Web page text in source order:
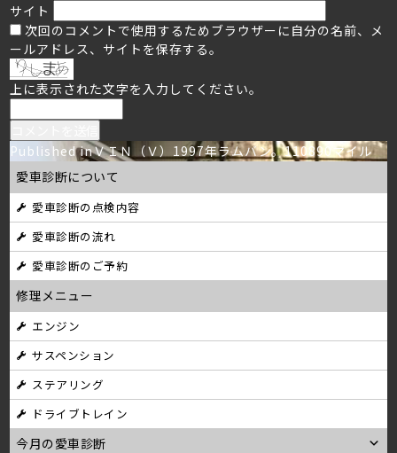
サイト
次回のコメントで使用するためブラウザーに自分の名前、メ
ールアドレス、サイトを保存する。
上に表示された文字を入力してください。
投
稿
ナ
ビ
ゲ
ー
シ
ョ
ン
Published inＶＩＮ（Ｖ）1997年ラムバン。110890マイル
愛車診断について
愛車診断の点検内容
愛車診断の流れ
愛車診断のご予約
修理メニュー
エンジン
サスペンション
ステアリング
ドライブトレイン
今月の愛車診断